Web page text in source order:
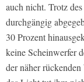
auch nicht. Trotz
durchgängig
30 Prozent
keine Scheinwerfer
der näher